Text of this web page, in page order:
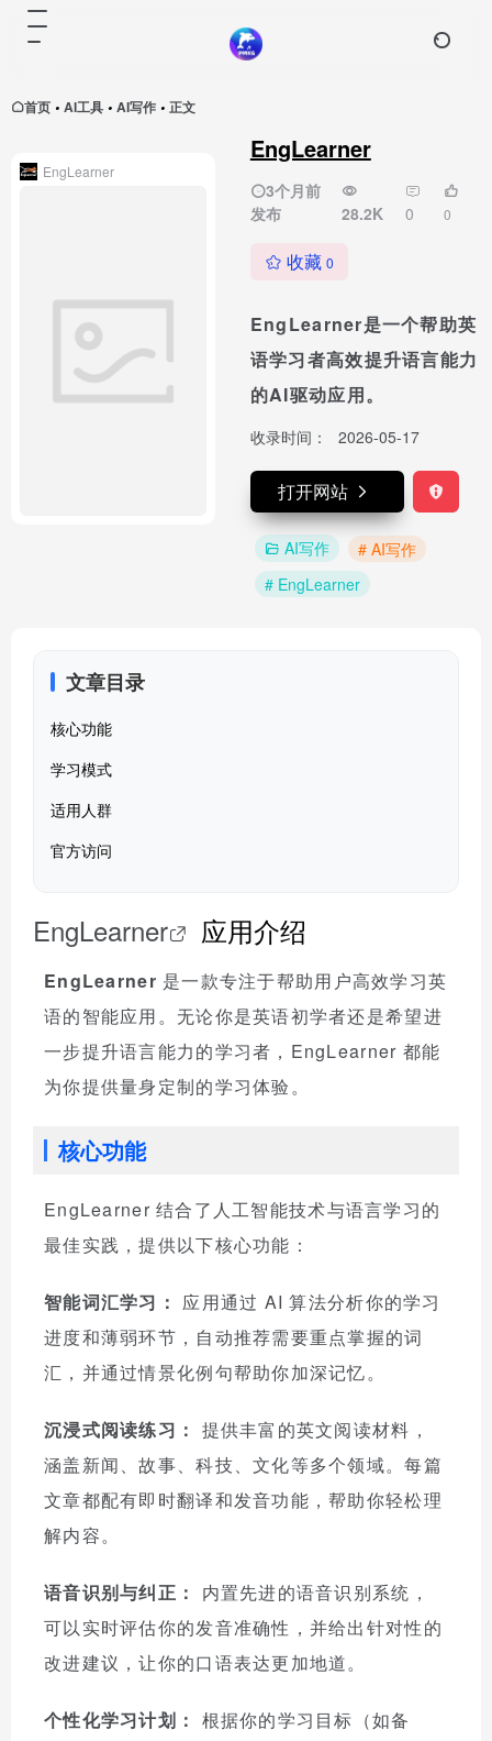
首页 • AI工具 • AI写作 • 正文
EngLearner
3个月前
发布
28.2K 0 0
收藏 0
EngLearner是一个帮助英
语学习者高效提升语言能力
的AI驱动应用。
收录时间： 2026-05-17
打开网站
AI写作
# AI写作
# EngLearner
EngLearner
文章目录
核心功能
学习模式
适用人群
官方访问
EngLearner 应用介绍
EngLearner 是一款专注于帮助用户高效学习英
语的智能应用。无论你是英语初学者还是希望进
一步提升语言能力的学习者，EngLearner 都能
为你提供量身定制的学习体验。
核心功能
EngLearner 结合了人工智能技术与语言学习的
最佳实践，提供以下核心功能：
智能词汇学习： 应用通过 AI 算法分析你的学习
进度和薄弱环节，自动推荐需要重点掌握的词
汇，并通过情景化例句帮助你加深记忆。
沉浸式阅读练习： 提供丰富的英文阅读材料，
涵盖新闻、故事、科技、文化等多个领域。每篇
文章都配有即时翻译和发音功能，帮助你轻松理
解内容。
语音识别与纠正：
内置先进的语音识别系统，
可以实时评估你的发音准确性，并给出针对性的
改进建议，让你的口语表达更加地道。
个性化学习计划： 根据你的学习目标（如备